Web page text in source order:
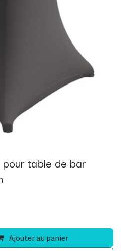
table de bar
Ajouter au panier